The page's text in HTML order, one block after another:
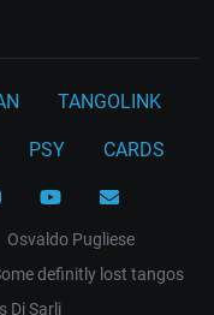
TANGOLINK
PSY CARDS
Osvaldo Pugliese
definitly lost tangos
Di Sarli